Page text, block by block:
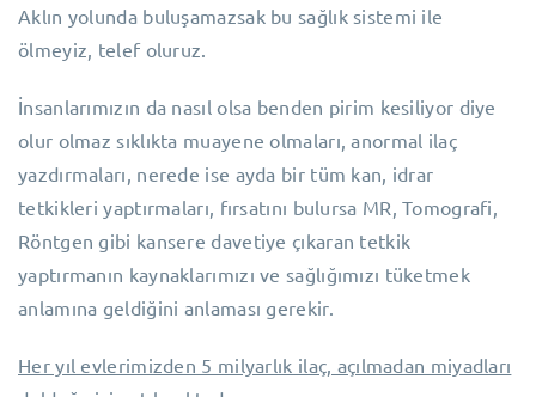
Aklın yolunda buluşamazsak bu sağlık sistemi ile
ölmeyiz, telef oluruz.
İnsanlarımızın da nasıl olsa benden pirim kesiliyor diye
olur olmaz sıklıkta muayene olmaları, anormal ilaç
yazdırmaları, nerede ise ayda bir tüm kan, idrar
tetkikleri yaptırmaları, fırsatını bulursa MR, Tomografi,
Röntgen gibi kansere davetiye çıkaran tetkik
yaptırmanın kaynaklarımızı ve sağlığımızı tüketmek
anlamına geldiğini anlaması gerekir.
Her yıl evlerimizden 5 milyarlık ilaç, açılmadan miyadları